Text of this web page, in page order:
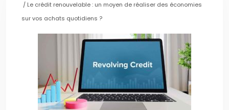
/ Le crédit renouvelable : un moyen de réaliser des économies
sur vos achats quotidiens ?